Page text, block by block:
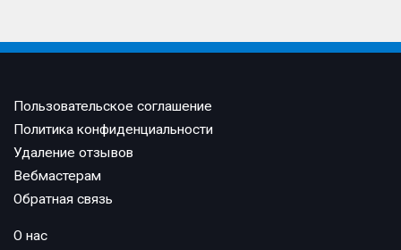
Пользовательское соглашение
Политика конфиденциальности
Удаление отзывов
Вебмастерам
Обратная связь
О нас